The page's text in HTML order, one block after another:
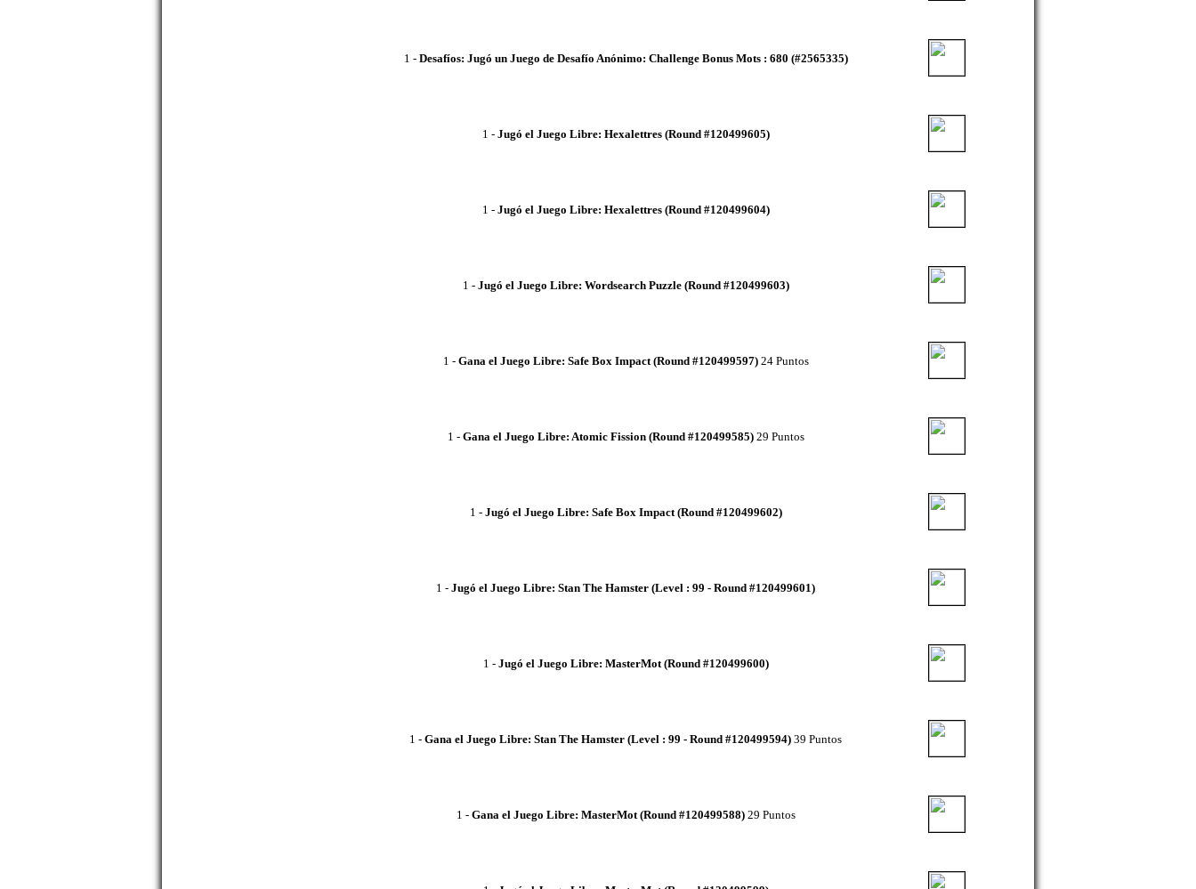
1 - Desafíos: Jugó un Juego de Desafío Anónimo: Challenge Bonus Mots : 680 (#2565335)
1 - Jugó el Juego Libre: Hexalettres (Round #120499605)
1 - Jugó el Juego Libre: Hexalettres (Round #120499604)
1 - Jugó el Juego Libre: Wordsearch Puzzle (Round #120499603)
1 - Gana el Juego Libre: Safe Box Impact (Round #120499597)24 Puntos
1 - Gana el Juego Libre: Atomic Fission (Round #120499585)29 Puntos
1 - Jugó el Juego Libre: Safe Box Impact (Round #120499602)
1 -Jugó el Juego Libre: Stan The Hamster (Level : 99 - Round #120499601)
1 - Jugó el Juego Libre: MasterMot (Round #120499600)
1 -Gana el Juego Libre: Stan The Hamster (Level : 99 - Round #120499594) 39 Puntos
1 - Gana el Juego Libre: MasterMot (Round #120499588)29 Puntos